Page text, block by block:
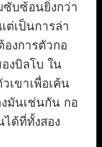
ซับซ้อนยิ่งกว่า
ต่เป็นการล่า
องการตัวกอ
งบิลโบ ใน
เขาเพื่อเค้น
มันเช่นกัน กอ
ได้ที่ทั้งสอง